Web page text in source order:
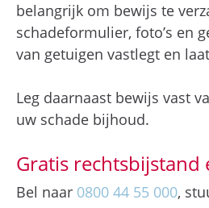
belangrijk om bewijs te
schadeformulier, foto’s en
van getuigen vastlegt en
Leg daarnaast bewijs vast
uw schade bijhoud.
Gratis rechtsbijstand
Bel naar 0800 44 55 000,